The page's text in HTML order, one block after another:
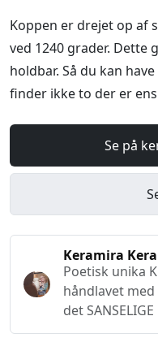
Koppen er drejet op af
ved 1240 grader. Dette
holdbar. Så du kan
finder ikke to der er
Se på
Keramira
Poetisk unika
håndlavet
det